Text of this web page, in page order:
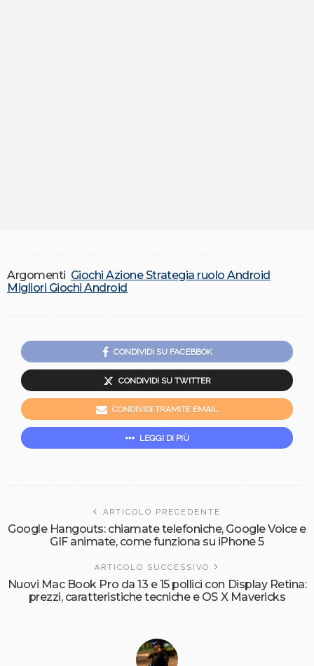
Argomenti Giochi Azione Strategia ruolo Android
Migliori Giochi Android
CONDIVIDI SU FACEBBOK
CONDIVIDI SU TWITTER
CONDIVIDI TRAMITE EMAIL
LEGGI DI PIÙ
ARTICOLO PRECEDENTE
Google Hangouts: chiamate telefoniche, Google Voice e
GIF animate, come funziona su iPhone 5
ARTICOLO SUCCESSIVO
Nuovi Mac Book Pro da 13 e 15 pollici con Display Retina:
prezzi, caratteristiche tecniche e OS X Mavericks